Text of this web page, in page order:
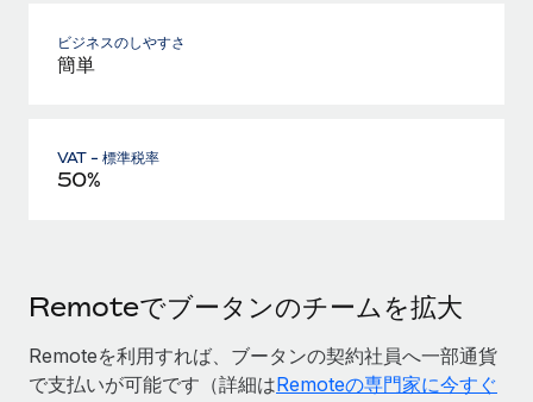
ビジネスのしやすさ
簡単
VAT - 標準税率
50%
Remoteでブータンのチームを拡大
Remoteを利用すれば、ブータンの契約社員へ一部通貨
で支払いが可能です（詳細はRemoteの専門家に今すぐ